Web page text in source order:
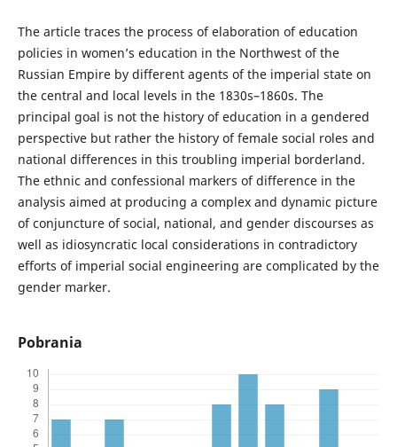
The article traces the process of elaboration of education
policies in women’s education in the Northwest of the
Russian Empire by different agents of the imperial state on
the central and local levels in the 1830s–1860s. The
principal goal is not the history of education in a gendered
perspective but rather the history of female social roles and
national differences in this troubling imperial borderland.
The ethnic and confessional markers of difference in the
analysis aimed at producing a complex and dynamic picture
of conjuncture of social, national, and gender discourses as
well as idiosyncratic local considerations in contradictory
efforts of imperial social engineering are complicated by the
gender marker.
Pobrania